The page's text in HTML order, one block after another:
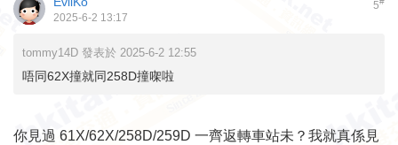
5
2025-6-2 13:17
tommy14D 發表於 2025-6-2 12:55
唔同62X撞就同258D撞㗎啦
你見過 61X/62X/258D/259D 一齊返轉車站未？我就真係見